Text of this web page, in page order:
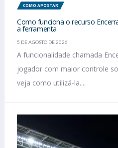
COMO APOSTAR
Como funciona o recurso
a ferramenta
5 DE AGOSTO DE 2026
A funcionalidade chamada
jogador com maior controle
veja como utilizá-la....